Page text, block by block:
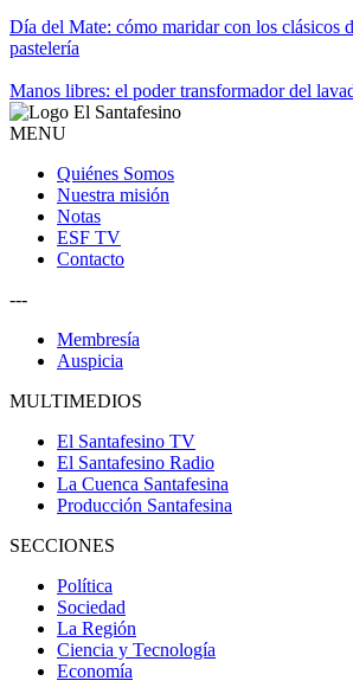
Día del Mate: cómo maridar con los clásicos
pastelería
Manos libres: el poder transformador del
MENU
Quiénes Somos
Nuestra misión
Notas
ESF TV
Contacto
---
Membresía
Auspicia
MULTIMEDIOS
El Santafesino TV
El Santafesino Radio
La Cuenca Santafesina
Producción Santafesina
SECCIONES
Política
Sociedad
La Región
Ciencia y Tecnología
Economía